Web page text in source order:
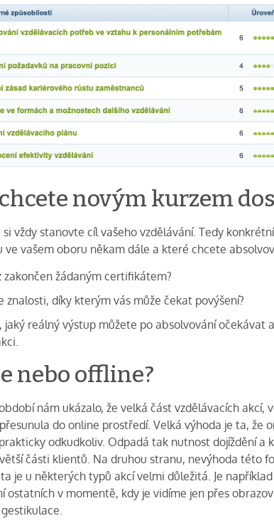
novým kurzem
si vždy stanovte cíl vašeho vzdělávání. Tedy
ve vašem oboru někam dále a které chcete
zakončen žádaným certifikátem?
znalosti, díky kterým vás může čekat povýšení?
jaký reálný výstup můžete po absolvování očekávat
nebo offline?
nám ukázalo, že velká část vzdělávacích
do online prostředí. Velká výhoda je ta, že
odkudkoliv. Odpadá tak nutnost dojíždění a
části klientů. Na druhou stranu, nevýhoda této
je u některých typů akcí velmi důležitá. Je
ostatních v momentě, kdy je vidíme jen přes